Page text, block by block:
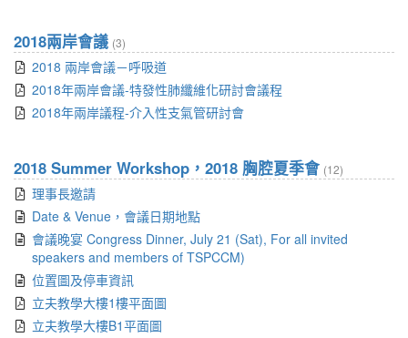
2018兩岸會議 (3)
2018 兩岸會議－呼吸道
2018年兩岸會議-特發性肺纖維化研討會議程
2018年兩岸議程-介入性支氣管研討會
2018 Summer Workshop，2018 胸腔夏季會 (12)
理事長邀請
Date & Venue，會議日期地點
會議晚宴 Congress Dinner, July 21 (Sat), For all invited
speakers and members of TSPCCM)
位置圖及停車資訊
立夫教學大樓1樓平面圖
立夫教學大樓B1平面圖